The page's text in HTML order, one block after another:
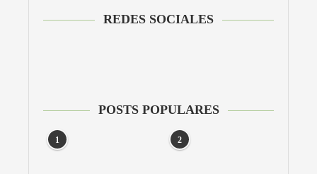
REDES SOCIALES
POSTS POPULARES
1 2